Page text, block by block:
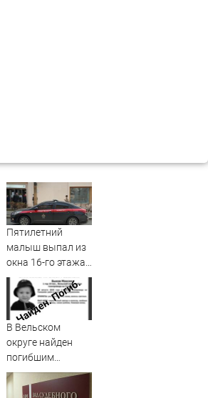
Пятилетний
малыш выпал из
окна 16-го этажа
в Казани
В Вельском
округе найден
погибшим
пропавший
полуторагодовалый